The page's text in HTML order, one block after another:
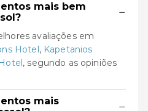
mais bem
−
avaliações em
Hotel, Kapetanios
, segundo as opiniões
mais
−